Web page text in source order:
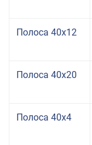
Полоса 40x12
Полоса 40x20
Полоса 40x4